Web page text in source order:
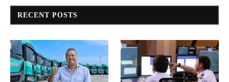
RECENT POSTS